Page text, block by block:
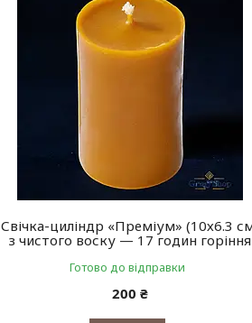
Свічка-циліндр «Преміум» (10х6.3
з чистого воску — 17 годин горіння
Готово до відправки
200 ₴